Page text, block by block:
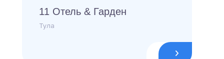
11 Отель & Гарден
Тула